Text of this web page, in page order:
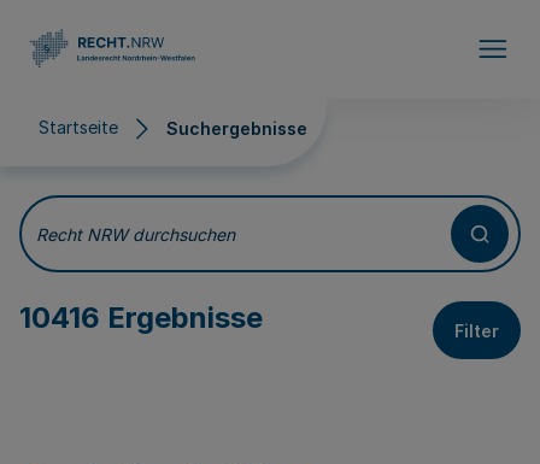
Startseite Suchergebnisse
Suchergebnisse
Recht NRW durchsuchen
10416 Ergebnisse Filter